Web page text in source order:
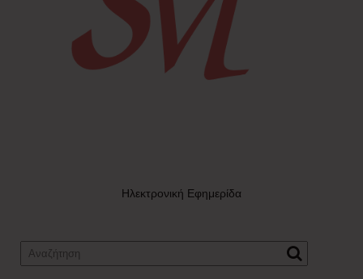
Ηλεκτρονική Εφημερίδα